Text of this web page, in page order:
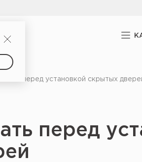
знать перед установкой скрытых
перед